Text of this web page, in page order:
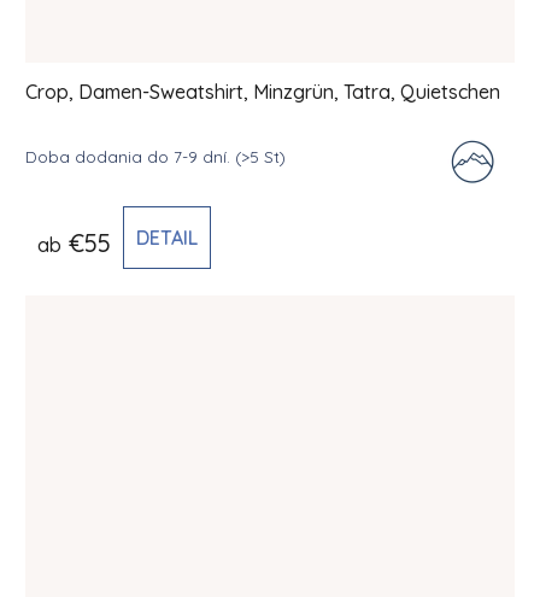
Crop, Damen-Sweatshirt, Minzgrün, Tatra, Quietschen
Doba dodania do 7-9 dní. (>5 St)
ab €55 DETAIL